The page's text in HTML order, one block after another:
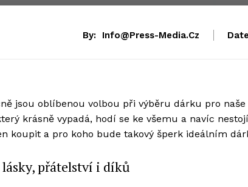
By: Info@press-Media.cz
jsou oblíbenou volbou při výběru dárku pro
krásně vypadá, hodí se ke všemu a navíc
koupit a pro koho bude takový šperk ideálním
přátelství i díků